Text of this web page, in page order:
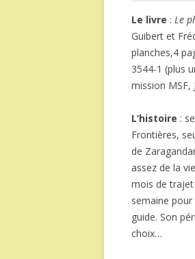
Le livre : Le
Guibert et
planches,4
3544-1 (plus
mission MSF,
L’histoire :
Frontières,
de
assez de la
mois de trajet
semaine pour
guide. Son
choix…